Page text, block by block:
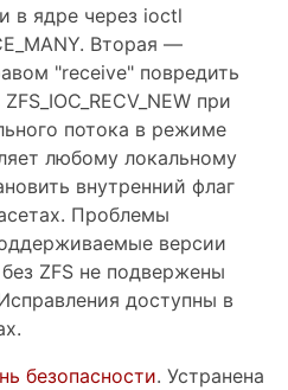
в ядре через ioctl
Вторая —
"receive" повредить
при
потока в режиме
любому локальному
внутренний флаг
Проблемы
версии
ZFS не подвержены
доступны в
безопасности. Устранена